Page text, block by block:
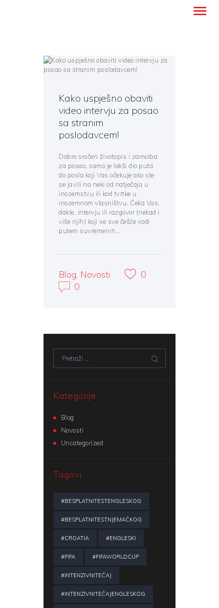
PREVODITELJSKE USLUGE
UČENJE STRANIH JEZIKA
O NAMA
BLOG
HRVATSKI
Kako uspješno obaviti
video intervju za posao
sa stranim
poslodavcem!
Dobro sročen životopis i zamolba
za posao, samo je lakši dio puta
do posla koji Vas očekuje ako ste
se javili na neki od natječaja u
inozemstvu ili kod tvrtke u
inozemnom vlasništvu. Čeka Vas,
dakle, intervju ili razgovor (nekad i
više njih) koji se sve češće vodi
putem suvremenih…
Blog, Novosti
0
0
Kategorije
Blog
Novosti
Uncategorized
Tagovi
#BESPLATNITESTENGLESKOG
#BESPLATNITESTNJEMAČKOG
#CROATIA #ENGLESKI
#FIFA #FIFAWORLDCUP
#INTENZIVNITEČAJ
#INTENZIVNITEČAJENGLESKOG